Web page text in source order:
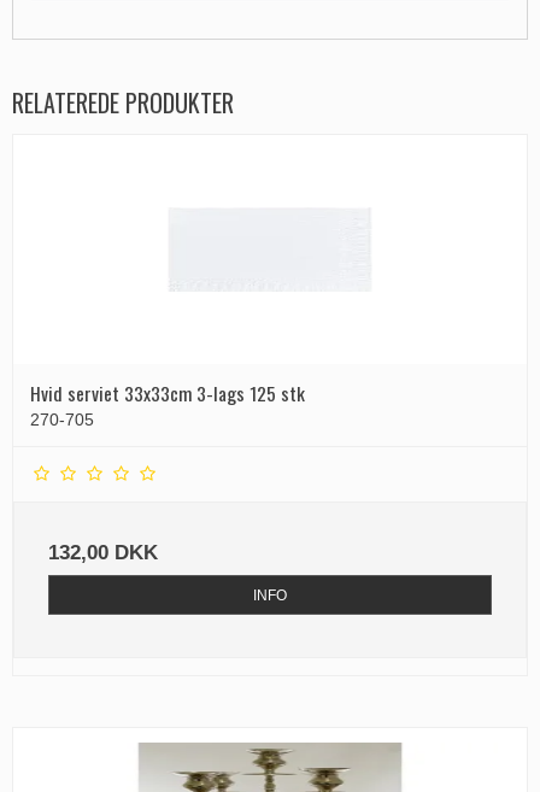
RELATEREDE PRODUKTER
Hvid serviet 33x33cm 3-lags 125 stk
270-705
132,00 DKK
INFO